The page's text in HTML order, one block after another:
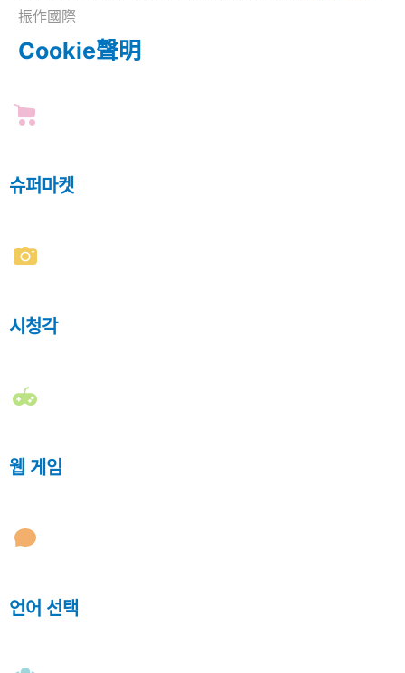
振作國際
Cookie聲明
슈퍼마켓
시청각
웹 게임
언어 선택